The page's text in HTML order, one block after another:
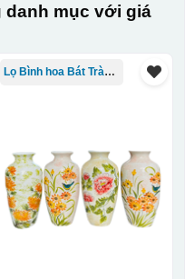
Decal Bước 2: Dán
in sẽ in lên 1 loại
được căn chỉnh theo
nhỏ hoặc to quá
danh mục với giá
Lọ Bình hoa Bát Tràng in logo